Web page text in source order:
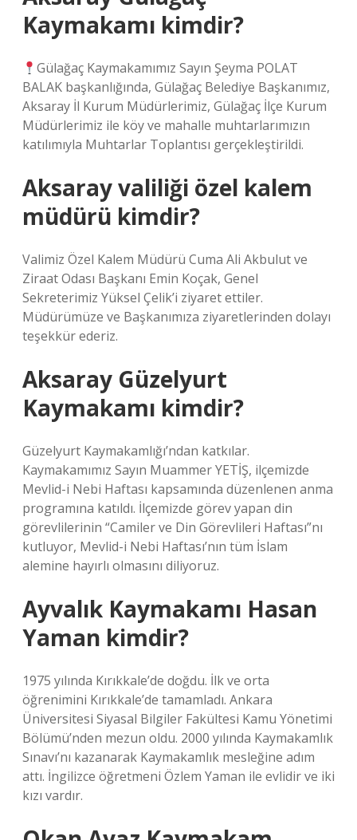
Kaymakamı kimdir?
Gülağaç Kaymakamımız Sayın Şeyma POLAT
BALAK başkanlığında, Gülağaç Belediye Başkanımız,
Aksaray İl Kurum Müdürlerimiz, Gülağaç İlçe Kurum
Müdürlerimiz ile köy ve mahalle muhtarlarımızın
katılımıyla Muhtarlar Toplantısı gerçekleştirildi.
Aksaray valiliği özel kalem
müdürü kimdir?
Valimiz Özel Kalem Müdürü Cuma Ali Akbulut ve
Ziraat Odası Başkanı Emin Koçak, Genel
Sekreterimiz Yüksel Çelik’i ziyaret ettiler.
Müdürümüze ve Başkanımıza ziyaretlerinden dolayı
teşekkür ederiz.
Aksaray Güzelyurt
Kaymakamı kimdir?
Güzelyurt Kaymakamlığı’ndan katkılar.
Kaymakamımız Sayın Muammer YETİŞ, ilçemizde
Mevlid-i Nebi Haftası kapsamında düzenlenen anma
programına katıldı. İlçemizde görev yapan din
görevlilerinin “Camiler ve Din Görevlileri Haftası”nı
kutluyor, Mevlid-i Nebi Haftası’nın tüm İslam
alemine hayırlı olmasını diliyoruz.
Ayvalık Kaymakamı Hasan
Yaman kimdir?
1975 yılında Kırıkkale’de doğdu. İlk ve orta
öğrenimini Kırıkkale’de tamamladı. Ankara
Üniversitesi Siyasal Bilgiler Fakültesi Kamu Yönetimi
Bölümü’nden mezun oldu. 2000 yılında Kaymakamlık
Sınavı’nı kazanarak Kaymakamlık mesleğine adım
attı. İngilizce öğretmeni Özlem Yaman ile evlidir ve iki
kızı vardır.